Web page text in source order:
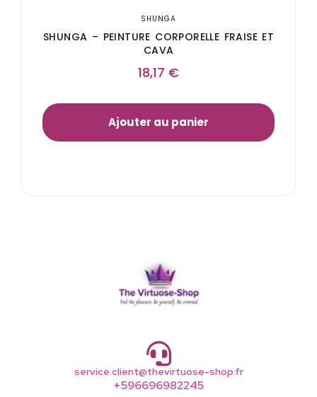
SHUNGA
SHUNGA – PEINTURE CORPORELLE FRAISE ET
CAVA
18,17 €
Ajouter au panier
service.client@thevirtuose-shop.fr
+596696982245